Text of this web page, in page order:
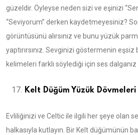
güzeldir. Öyleyse neden sizi ve eşinizi
“Seviyorum” derken kaydetmeyesiniz?
görüntüsünü alırsınız ve bunu yüzük
yaptırırsınız. Sevginizi göstermenin eşsiz
kelimeleri farklı söylediği için ses
Kelt Düğüm Yüzük Dövmeleri
Evliliğinizi ve Celtic ile ilgili her şeye olan
halkasıyla kutlayın. Bir Kelt düğümünün